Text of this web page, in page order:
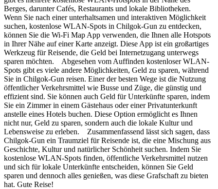
Berges, darunter Cafés, Restaurants und lokale Bibliotheken.
Wenn Sie nach einer unterhaltsamen und interaktiven Möglichkeit
suchen, kostenlose WLAN-Spots in Chilgok-Gun zu entdecken,
können Sie die Wi-Fi Map App verwenden, die Ihnen alle Hotspots
in Ihrer Nähe auf einer Karte anzeigt. Diese App ist ein großartiges
Werkzeug für Reisende, die Geld bei Internetzugang unterwegs
sparen möchten. Abgesehen vom Auffinden kostenloser WLAN-
Spots gibt es viele andere Möglichkeiten, Geld zu sparen, während
Sie in Chilgok-Gun reisen. Einer der besten Wege ist die Nutzung
öffentlicher Verkehrsmittel wie Busse und Züge, die günstig und
effizient sind. Sie können auch Geld für Unterkünfte sparen, indem
Sie ein Zimmer in einem Gästehaus oder einer Privatunterkunft
anstelle eines Hotels buchen. Diese Option ermöglicht es Ihnen
nicht nur, Geld zu sparen, sondern auch die lokale Kultur und
Lebensweise zu erleben. Zusammenfassend lässt sich sagen, dass
Chilgok-Gun ein Traumziel für Reisende ist, die eine Mischung aus
Geschichte, Kultur und natürlicher Schönheit suchen. Indem Sie
kostenlose WLAN-Spots finden, öffentliche Verkehrsmittel nutzen
und sich für lokale Unterkünfte entscheiden, können Sie Geld
sparen und dennoch alles genießen, was diese Grafschaft zu bieten
hat. Gute Reise!